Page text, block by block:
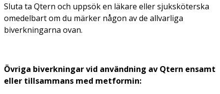
Sluta ta Qtern och uppsök en läkare eller sjuksköterska
omedelbart om du märker någon av de allvarliga
biverkningarna ovan.
Övriga biverkningar vid användning av Qtern ensamt
eller tillsammans med metformin: